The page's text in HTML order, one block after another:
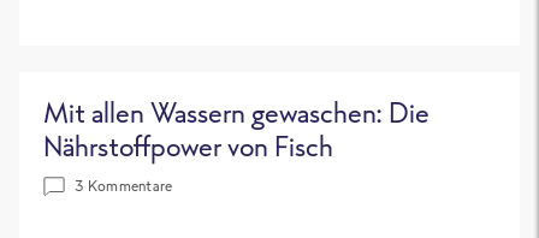
Mit allen Wassern gewaschen: Die
Nährstoffpower von Fisch
3 Kommentare